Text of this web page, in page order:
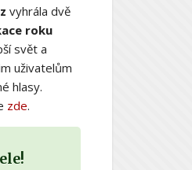
vyhrála dvě
roku
svět a
uživatelům
hlasy.
zde.